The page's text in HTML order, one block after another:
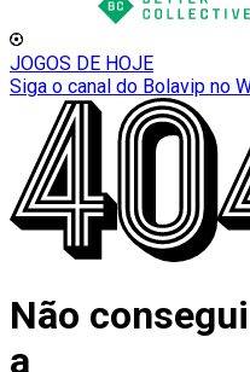
JOGOS DE HOJE
Siga o canal do Bolavip no
Não
a